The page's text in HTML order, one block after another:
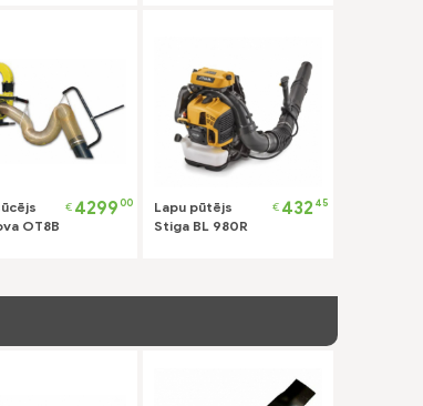
OT8B
€ 429900
Lapu pūtējs
Stiga BL 980R
€ 432 45